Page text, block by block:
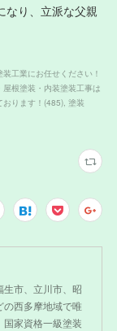
なり、立派な父親
工業にお任せください！
根塗装・内装塗装工事は
ります！ (485) 塗装
市、立川市、昭
西多摩地域で唯
家資格一級塗装